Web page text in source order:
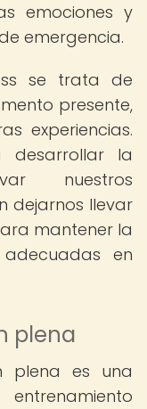
emociones y
emergencia.
se trata de
presente,
experiencias.
desarrollar la
nuestros
dejarnos llevar
mantener la
en
plena
plena es una